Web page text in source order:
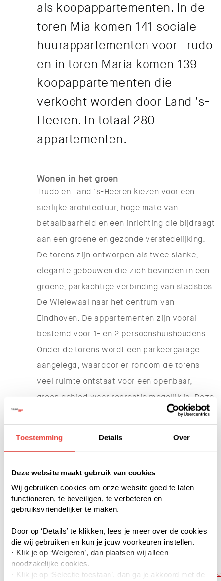
Toestemming Details Over
Deze website maakt gebruik van cookies
Wij gebruiken cookies om onze website goed te laten
functioneren, te beveiligen, te verbeteren en
gebruiksvriendelijker te maken.
Door op ‘Details’ te klikken, lees je meer over de cookies
die wij gebruiken en kun je jouw voorkeuren instellen.
· Klik je op ‘Weigeren’, dan plaatsen wij alleen
noodzakelijke cookies.
· Klik je op ‘Selectie toestaan’, dan ga je akkoord met de
als koopappartementen. In de
toren Mia komen 141 sociale
huurappartementen voor Trudo
en in toren Maria komen 139
koopappartementen die
verkocht worden door Land ’s-
Heeren. In totaal 280
appartementen.
Wonen in het groen
Trudo en Land 's-Heeren kiezen voor een
sierlijke architectuur, hoge mate van
betaalbaarheid en een inrichting die bijdraagt
aan een groene en gezonde verstedelijking.
De torens zijn ontworpen als twee slanke,
elegante gebouwen die zich bevinden in een
groene, parkachtige verbinding van stadsbos
De Wielewaal naar het centrum van
Eindhoven. De appartementen zijn vooral
bestemd voor 1- en 2 persoonshuishoudens.
Onder de torens wordt een parkeergarage
aangelegd, waardoor er rondom de torens
veel ruimte ontstaat voor een openbaar,
groen gebied waar recreatie mogelijk is. Deze
opzet legt de nadruk op ontmoeting en
Project, aantal & types
en 139 koop (Land ’s Heeren)
1- en 2-slaapkamer appartementen
Op de hoogte blijven over de sociale
Klik hierom je gegevens achter te laten.
Meer informatie over de
koopappartementen: